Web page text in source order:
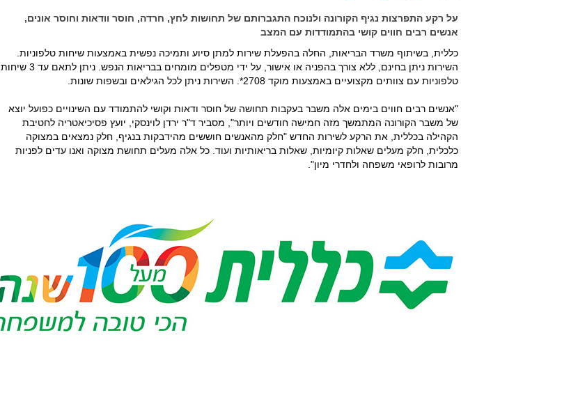
על רקע התפרצות נגיף הקורונה ולנוכח התגברותם של תחושות לחץ, חרדה, חוסר וודאות וחוסר אונים,
אנשים רבים חווים קושי בהתמודדות עם המצב
כללית, בשיתוף משרד הבריאות, החלה בהפעלת שירות למתן סיוע ותמיכה נפשית באמצעות שיחות טלפוניות.
השירות ניתן בחינם, ללא צורך בהפניה או אישור, על ידי מטפלים מומחים בבריאות הנפש. ניתן לתאם עד 3 שיחות
טלפוניות עם צוותים מקצועיים באמצעות מוקד 2708*. השירות ניתן לכל הגילאים ובשפות שונות.
"אנשים רבים חווים בימים אלה משבר בעקבות תחושה של חוסר ודאות וקושי להתמודד עם השינויים כפועל יוצא
של משבר הקורונה המתמשך מזה חמישה חודשים ויותר", מסביר ד"ר ירדן לוינסקי, יועץ פסיכיאטריה לחטיבת
הקהילה בכללית, את הרקע לשירות החדש "חלק מהאנשים חוששים מהידבקות בנגיף, חלק נמצאים במצוקה
כלכלית, חלק מעלים שאלות קיומיות, שאלות בריאותיות ועוד. כל אלה מעלים תחושת מצוקה ואנו עדים לפניות
מרובות לרופאי משפחה ולחדרי מיון".